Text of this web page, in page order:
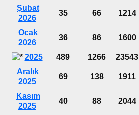
Şubat
2026
35 66 1214
Ocak
2026
36 86 1600
2025 489 1266 23543
Aralık
2025
69 138 1911
Kasım
2025
40 88 2044